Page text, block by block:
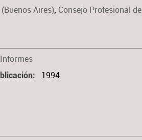
Aires); Consejo Profesional de
Informes
1994